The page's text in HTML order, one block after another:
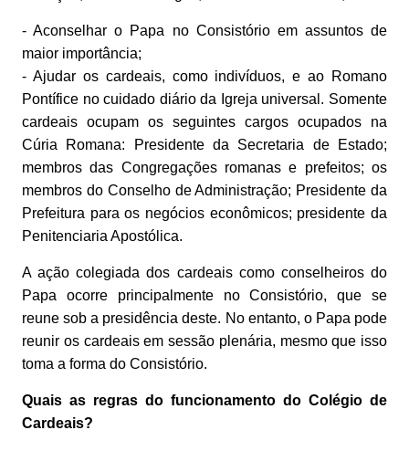
- Aconselhar o Papa no Consistório em assuntos de
maior importância;
- Ajudar os cardeais, como indivíduos, e ao Romano
Pontífice no cuidado diário da Igreja universal. Somente
cardeais ocupam os seguintes cargos ocupados na
Cúria Romana: Presidente da Secretaria de Estado;
membros das Congregações romanas e prefeitos; os
membros do Conselho de Administração; Presidente da
Prefeitura para os negócios econômicos; presidente da
Penitenciaria Apostólica.
A ação colegiada dos cardeais como conselheiros do
Papa ocorre principalmente no Consistório, que se
reune sob a presidência deste. No entanto, o Papa pode
reunir os cardeais em sessão plenária, mesmo que isso
toma a forma do Consistório.
Quais as regras do funcionamento do Colégio de
Cardeais?